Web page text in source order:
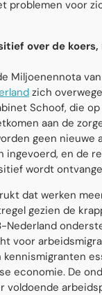
problemen voor
over de koers,
Miljoenennota
zich
Schoof, die
aan de
geen nieuwe
ingevoerd, en de
wordt
dat werken
gezien de
Nederland
voor
economie. De
voldoende